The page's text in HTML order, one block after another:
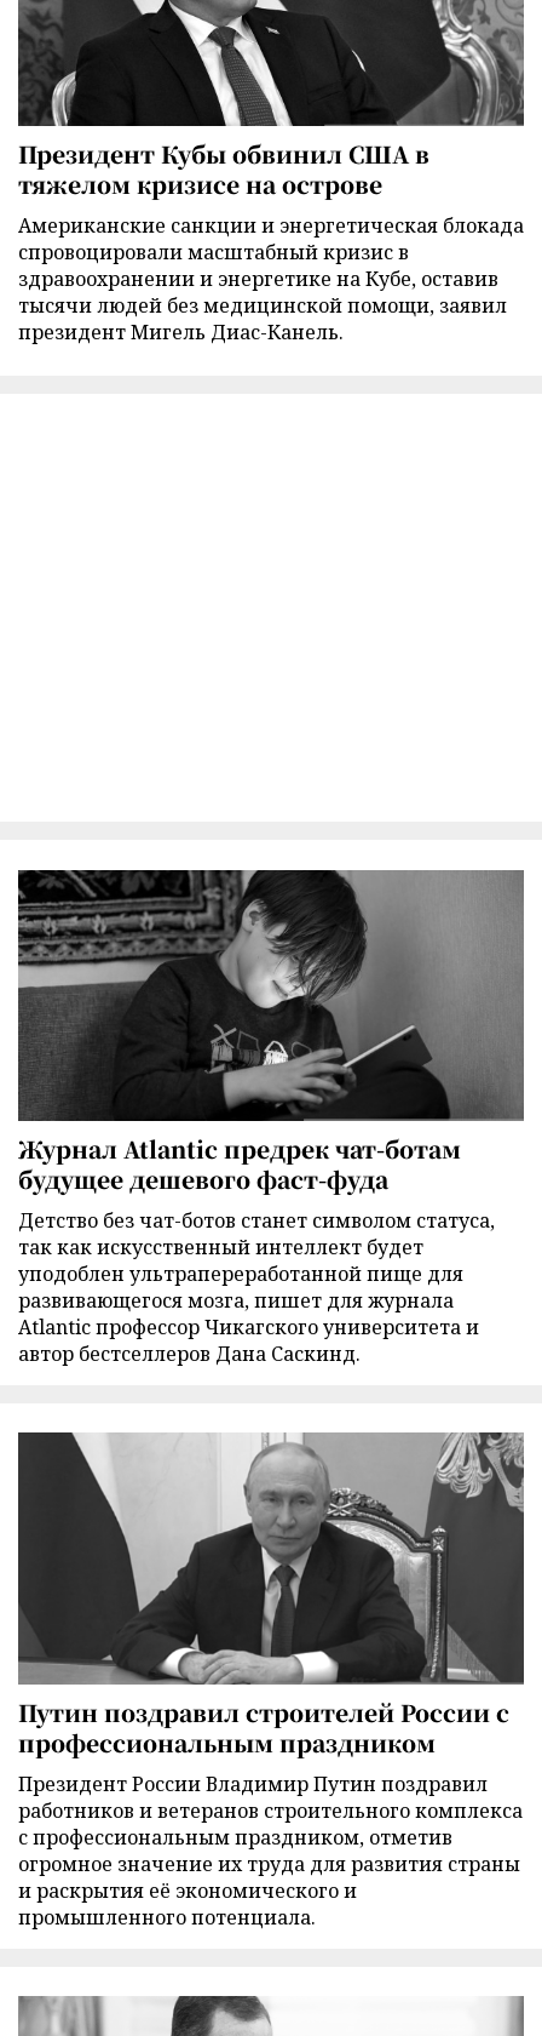
Президент Кубы обвинил США в
тяжелом кризисе на острове
Американские санкции и энергетическая блокада
спровоцировали масштабный кризис в
здравоохранении и энергетике на Кубе, оставив
тысячи людей без медицинской помощи, заявил
президент Мигель Диас-Канель.
Журнал Atlantic предрек чат-ботам
будущее дешевого фаст-фуда
Детство без чат-ботов станет символом статуса,
так как искусственный интеллект будет
уподоблен ультрапереработанной пище для
развивающегося мозга, пишет для журнала
Atlantic профессор Чикагского университета и
автор бестселлеров Дана Саскинд.
Путин поздравил строителей России с
профессиональным праздником
Президент России Владимир Путин поздравил
работников и ветеранов строительного комплекса
с профессиональным праздником, отметив
огромное значение их труда для развития страны
и раскрытия её экономического и
промышленного потенциала.